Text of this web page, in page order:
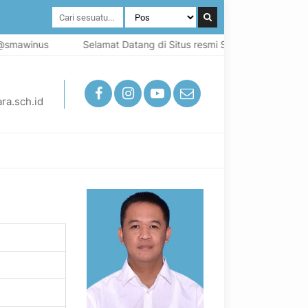
Selamat Datang di Situs resmi SMA Widya